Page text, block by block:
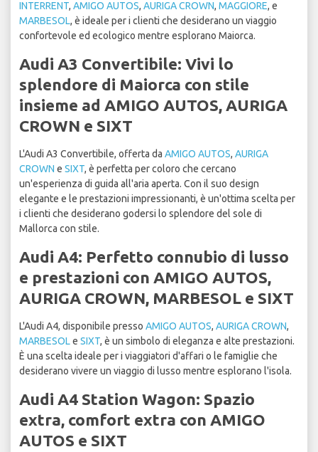
INTERRENT, AMIGO AUTOS, AURIGA CROWN, MAGGIORE, e
MARBESOL, è ideale per i clienti che desiderano un viaggio
confortevole ed ecologico mentre esplorano Maiorca.
Audi A3 Convertibile: Vivi lo
splendore di Maiorca con stile
insieme ad AMIGO AUTOS, AURIGA
CROWN e SIXT
L'Audi A3 Convertibile, offerta da AMIGO AUTOS, AURIGA
CROWN e SIXT, è perfetta per coloro che cercano
un'esperienza di guida all'aria aperta. Con il suo design
elegante e le prestazioni impressionanti, è un'ottima scelta per
i clienti che desiderano godersi lo splendore del sole di
Mallorca con stile.
Audi A4: Perfetto connubio di lusso
e prestazioni con AMIGO AUTOS,
AURIGA CROWN, MARBESOL e SIXT
L'Audi A4, disponibile presso AMIGO AUTOS, AURIGA CROWN,
MARBESOLe SIXT, è un simbolo di eleganza e alte prestazioni.
È una scelta ideale per i viaggiatori d'affari o le famiglie che
desiderano vivere un viaggio di lusso mentre esplorano l'isola.
Audi A4 Station Wagon: Spazio
extra, comfort extra con AMIGO
AUTOS e SIXT